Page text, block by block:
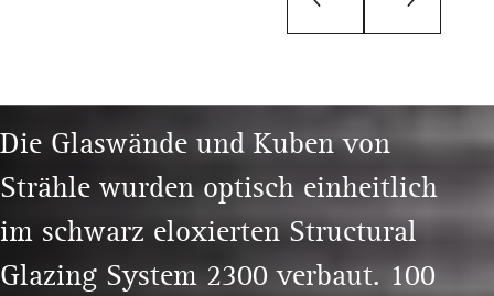
Die Glaswände und Kuben von
Strähle wurden optisch einheitlich
im schwarz eloxierten Structural
Glazing System 2300 verbaut. 100